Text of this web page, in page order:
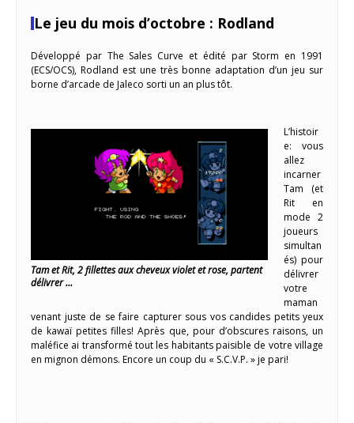
Le jeu du mois d’octobre : Rodland
Développé par The Sales Curve et édité par Storm en 1991
(ECS/OCS), Rodland est une très bonne adaptation d’un jeu sur
borne d’arcade de Jaleco sorti un an plus tôt.
Tam et Rit, 2 fillettes aux cheveux violet et rose, partent
délivrer …
L’histoir
e: vous
allez
incarner
Tam (et
Rit en
mode 2
joueurs
simultan
és) pour
délivrer
votre
maman
venant juste de se faire capturer sous vos candides petits yeux
de kawaï petites filles! Après que, pour d’obscures raisons, un
maléfice ai transformé tout les habitants paisible de votre village
en mignon démons. Encore un coup du « S.C.V.P. » je pari!